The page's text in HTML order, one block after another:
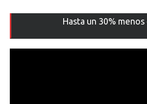
Hasta un 30% menos